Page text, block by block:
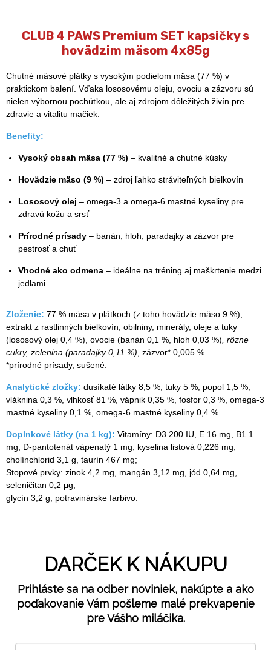
CLUB 4 PAWS Premium SET kapsičky s
hovädzim mäsom 4x85g
Chutné mäsové plátky s vysokým podielom mäsa (77 %) v
praktickom balení. Vďaka lososovému oleju, ovociu a zázvoru sú
nielen výbornou pochúťkou, ale aj zdrojom dôležitých živín pre
zdravie a vitalitu mačiek.
Benefity:
Vysoký obsah mäsa (77 %) – kvalitné a chutné kúsky
Hovädzie mäso (9 %) – zdroj ľahko stráviteľných bielkovín
Lososový olej – omega-3 a omega-6 mastné kyseliny pre
zdravú kožu a srsť
Prírodné prísady – banán, hloh, paradajky a zázvor pre
pestrosť a chuť
Vhodné ako odmena – ideálne na tréning aj maškrtenie medzi
jedlami
Zloženie: 77 % mäsa v plátkoch (z toho hovädzie mäso 9 %),
extrakt z rastlinných bielkovín, obilniny, minerály, oleje a tuky
(lososový olej 0,4 %), ovocie (banán 0,1 %, hloh 0,03 %) , rôzne
cukry, zelenina (paradajky 0,11 %) , zázvor* 0,005 %.
*prírodné prísady, sušené.
Analytické zložky: dusíkaté látky 8,5 %, tuky 5 %, popol 1,5 %,
vláknina 0,3 %, vlhkosť 81 %, vápnik 0,35 %, fosfor 0,3 %, omega-3
mastné kyseliny 0,1 %, omega-6 mastné kyseliny 0,4 %.
Doplnkové látky (na 1 kg): Vitamíny: D3 200 IU, E 16 mg, B1 1
mg, D-pantotenát vápenatý 1 mg, kyselina listová 0,226 mg,
cholínchlorid 3,1 g, taurín 467 mg;
Stopové prvky: zinok 4,2 mg, mangán 3,12 mg, jód 0,64 mg,
seleničitan 0,2 μg;
glycín 3,2 g; potravinárske farbivo.
DARČEK K NÁKUPU
Prihláste sa na odber noviniek, nakúpte a ako
poďakovanie Vám pošleme malé prekvapenie
pre Vášho miláčika.